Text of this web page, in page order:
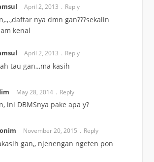
April 2, 2013 Reply
nya dmn gan???sekalin
kenal
April 2, 2013 Reply
tau gan,.,ma kasih
May 28, 2014 Reply
ini DBMSnya pake apa y?
November 20, 2015 Reply
gan,, njenengan ngeten pon